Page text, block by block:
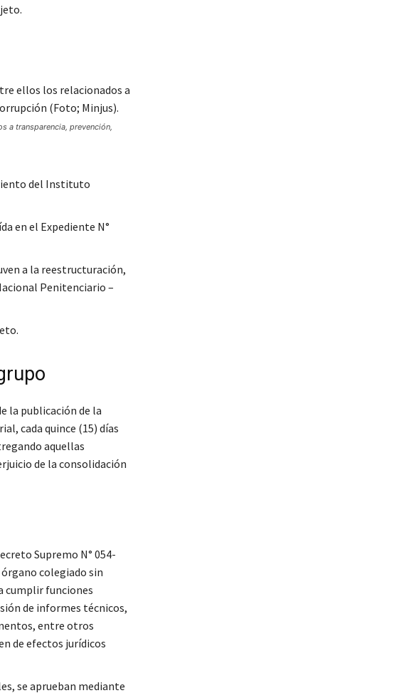
a transparencia, prevención,
del Instituto
en el Expediente N°
a la reestructuración,
Penitenciario –
la publicación de la
cada quince (15) días
aquellas
de la consolidación
Supremo N° 054-
colegiado sin
cumplir funciones
de informes técnicos,
entre otros
de efectos jurídicos
se aprueban mediante